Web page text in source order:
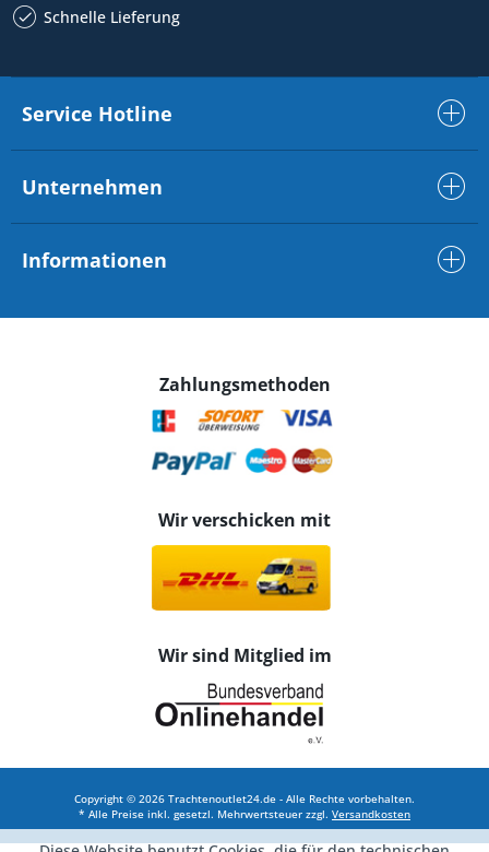
Schnelle Lieferung
Service Hotline
Unternehmen
Informationen
Zahlungsmethoden
Wir verschicken mit
Wir sind Mitglied im
Copyright © 2026 Trachtenoutlet24.de - Alle Rechte vorbehalten.
* Alle Preise inkl. gesetzl. Mehrwertsteuer zzgl. Versandkosten